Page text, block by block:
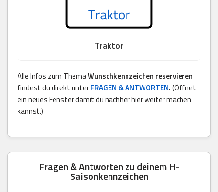
Traktor
Alle Infos zum ThemaWunschkennzeichen reservieren
findest du direkt unterFRAGEN & ANTWORTEN.(Öffnet
ein neues Fenster damit du nachher hier weiter machen
kannst.)
Fragen & Antworten zu deinem H-
Saisonkennzeichen